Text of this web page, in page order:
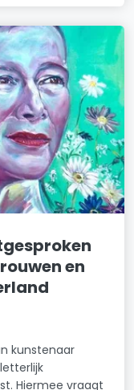
en
kunstenaar
Hiermee vraagt